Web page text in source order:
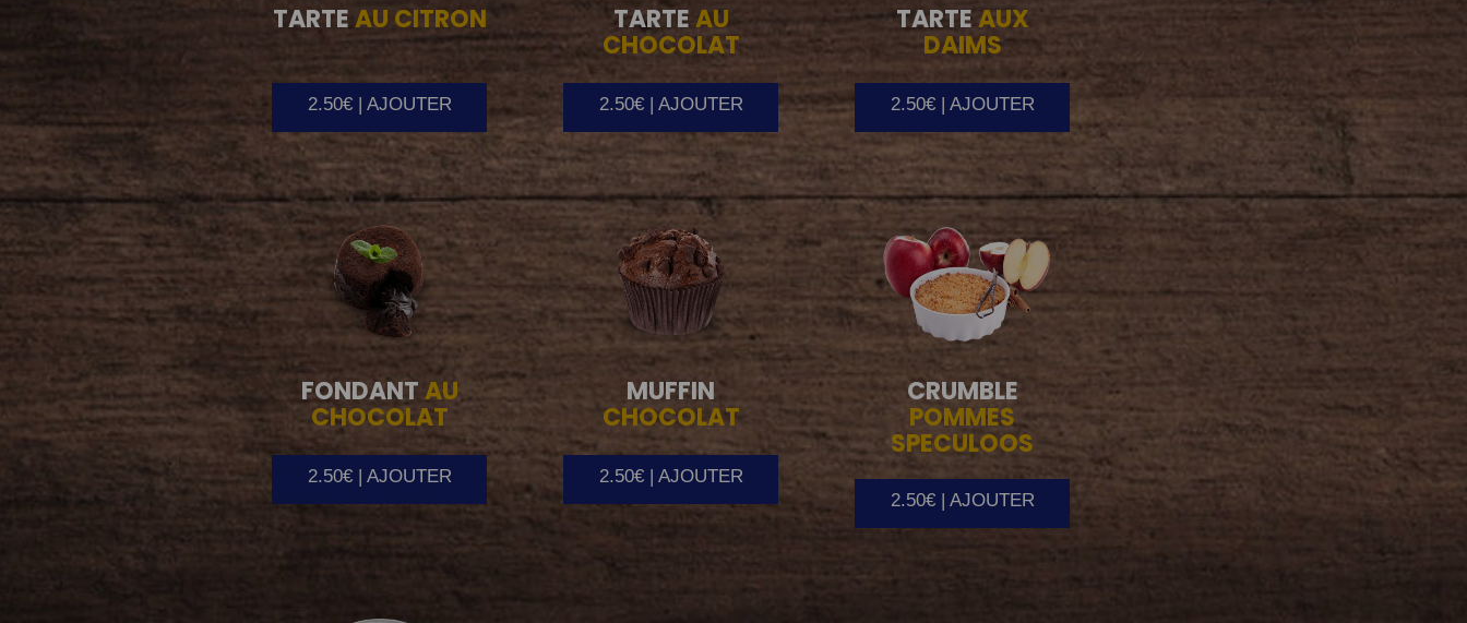
TARTEAU CITRON
2.50€ | AJOUTER
TARTEAU
CHOCOLAT
2.50€ | AJOUTER
TARTEAUX
DAIMS
2.50€ | AJOUTER
FONDANTAU
CHOCOLAT
2.50€ | AJOUTER
MUFFIN
CHOCOLAT
2.50€ | AJOUTER
CRUMBLE
POMMES
SPECULOOS
2.50€ | AJOUTER